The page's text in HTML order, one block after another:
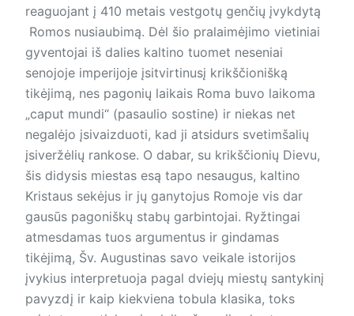
reaguojant į 410 metais vestgotų genčių įvykdytą
Romos nusiaubimą. Dėl šio pralaimėjimo vietiniai
gyventojai iš dalies kaltino tuomet neseniai
senojoje imperijoje įsitvirtinusį krikščionišką
tikėjimą, nes pagonių laikais Roma buvo laikoma
„caput mundi“ (pasaulio sostine) ir niekas net
negalėjo įsivaizduoti, kad ji atsidurs svetimšalių
įsiveržėlių rankose. O dabar, su krikščionių Dievu,
šis didysis miestas esą tapo nesaugus, kaltino
Kristaus sekėjus ir jų ganytojus Romoje vis dar
gausūs pagoniškų stabų garbintojai. Ryžtingai
atmesdamas tuos argumentus ir gindamas
tikėjimą, Šv. Augustinas savo veikale istorijos
įvykius interpretuoja pagal dviejų miestų santykinį
pavyzdį ir kaip kiekviena tobula klasika, toks